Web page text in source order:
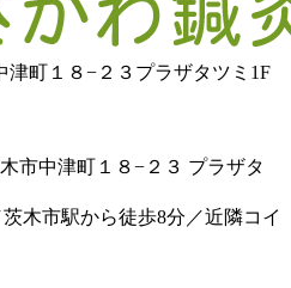
町１８−２３プラザタツミ1F
市中津町１８−２３ プラザタ
木市駅から徒歩8分／近隣コイ